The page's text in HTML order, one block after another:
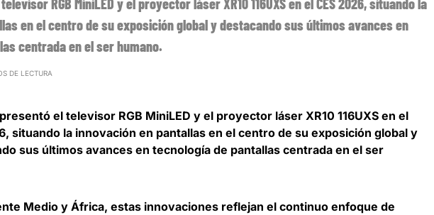
RGB MiniLED y el proyector láser XR10 116UXS en el CES 2026, situando la
en el centro de su exposición global y destacando sus últimos avances en
centrada en el ser humano.
DE LECTURA
el televisor RGB MiniLED y el proyector láser XR10 116UXS en el
situando la innovación en pantallas en el centro de su exposición global y
sus últimos avances en tecnología de pantallas centrada en el ser
Medio y África, estas innovaciones reflejan el continuo enfoque de